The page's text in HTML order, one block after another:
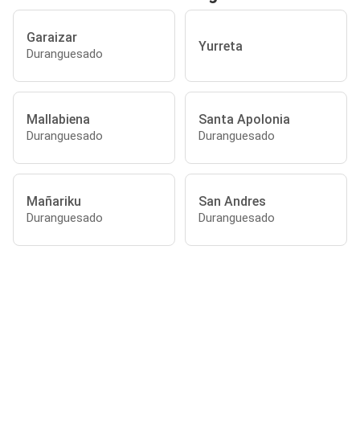
Garaizar
Duranguesado Yurreta
Mallabiena
Duranguesado
Santa Apolonia
Duranguesado
Mañariku
Duranguesado
San Andres
Duranguesado